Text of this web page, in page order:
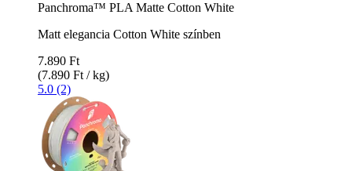
Panchroma™ PLA Matte Cotton White
Matt elegancia Cotton White színben
7.890 Ft
(7.890 Ft / kg)
5.0 (2)